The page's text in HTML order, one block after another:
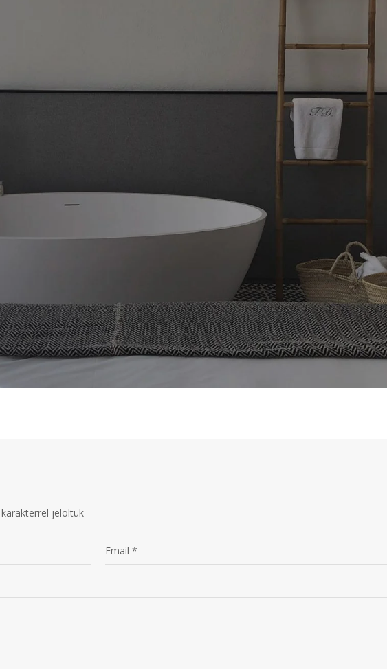
karakterrel jelöltük